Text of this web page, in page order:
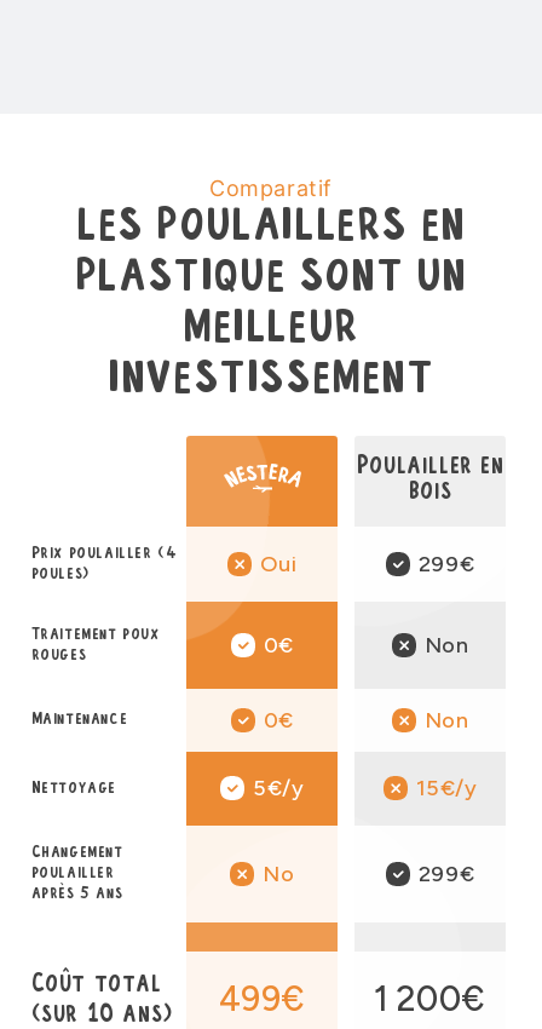
Comparatif
LES POULAILLERS EN
PLASTIQUE SONT UN
MEILLEUR
INVESTISSEMENT
Poulailler en
bois
Prix poulailler (4
poules)
Oui 299€
Traitement poux
rouges
0€ Non
Maintenance 0€ Non
Nettoyage 5€/y 15€/y
Changement
poulailler
après 5 ans
No 299€
Coût total
(sur 10 ans)
499€ 1 200€